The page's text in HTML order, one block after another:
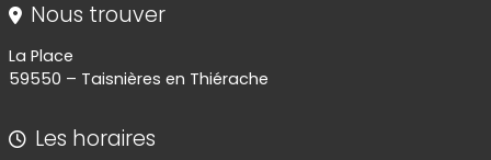
Nous trouver
La Place
59550 – Taisnières en Thiérache
Les horaires